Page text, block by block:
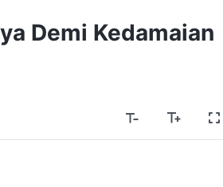
Demi Kedamaian